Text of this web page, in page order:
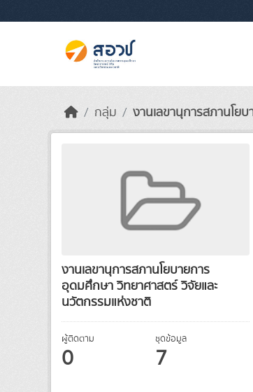
กลุ่ม งานเลขานุการสภานโย
งานเลขานุการสภานโยบายการ
อุดมศึกษา วิทยาศาสตร์ วิจัยและ
นวัตกรรมแห่งชาติ
ผู้ติดตาม
0
ชุดข้อมูล
7